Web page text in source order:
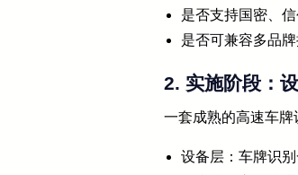
是否支持国密、
是否可兼容多品
2. 实施阶段：
一套成熟的高速车牌
设备层：车牌识